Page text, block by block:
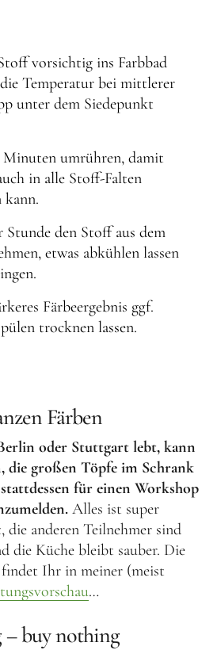
vorsichtig ins Farbbad
Temperatur bei mittlerer
unter dem Siedepunkt
Minuten umrühren, damit
in alle Stoff-Falten
kann.
Stunde den Stoff aus dem
etwas abkühlen lassen
Färbeergebnis ggf.
trocknen lassen.
Färben
oder Stuttgart lebt, kann
die großen Töpfe im Schrank
für einen Workshop
Alles ist super
anderen Teilnehmer sind
die Küche bleibt sauber. Die
Ihr in meiner (meist
…
– buy nothing